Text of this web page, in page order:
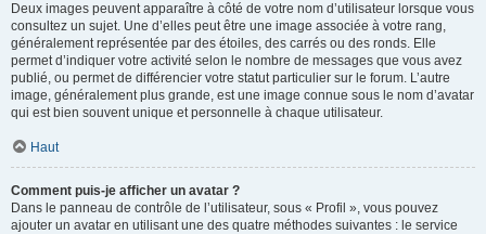
Deux images peuvent apparaître à côté de votre nom d’utilisateur lorsque vous
consultez un sujet. Une d’elles peut être une image associée à votre rang,
généralement représentée par des étoiles, des carrés ou des ronds. Elle
permet d’indiquer votre activité selon le nombre de messages que vous avez
publié, ou permet de différencier votre statut particulier sur le forum. L’autre
image, généralement plus grande, est une image connue sous le nom d’avatar
qui est bien souvent unique et personnelle à chaque utilisateur.
Haut
Comment puis-je afficher un avatar ?
Dans le panneau de contrôle de l’utilisateur, sous « Profil », vous pouvez
ajouter un avatar en utilisant une des quatre méthodes suivantes : le service